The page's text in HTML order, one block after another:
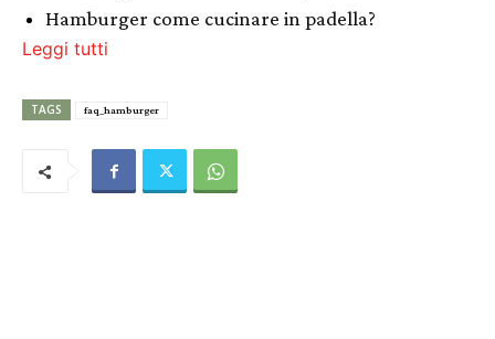
Hamburger come cucinare in padella?
Leggi tutti
TAGS faq_hamburger